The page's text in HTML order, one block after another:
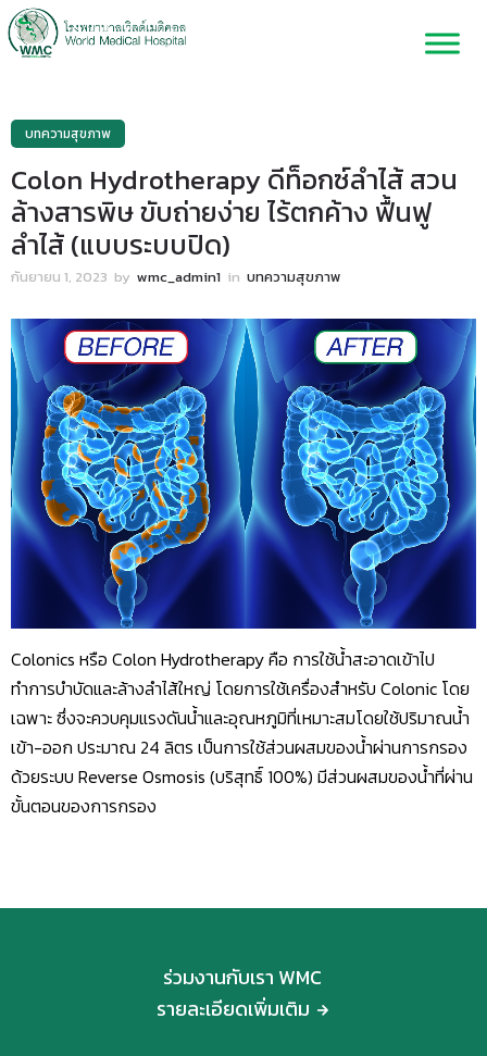
บทความสุขภาพ
Colon Hydrotherapy ดีท็อกซ์ลำไส้ สวน
ล้างสารพิษ ขับถ่ายง่าย ไร้ตกค้าง ฟื้นฟู
ลำไส้ (แบบระบบปิด)
กันยายน 1, 2023 by wmc_admin1 in บทความสุขภาพ
Colonics หรือ Colon Hydrotherapy คือ การใช้น้ำสะอาดเข้าไป
ทำการบำบัดและล้างลำไส้ใหญ่ โดยการใช้เครื่องสำหรับ Colonic โดย
เฉพาะ ซึ่งจะควบคุมแรงดันน้ำและอุณหภูมิที่เหมาะสมโดยใช้ปริมาณน้ำ
เข้า-ออก ประมาณ 24 ลิตร เป็นการใช้ส่วนผสมของน้ำผ่านการกรอง
ด้วยระบบ Reverse Osmosis (บริสุทธิ์ 100%) มีส่วนผสมของน้ำที่ผ่าน
ขั้นตอนของการกรอง
ร่วมงานกับเรา WMC
รายละเอียดเพิ่มเติม